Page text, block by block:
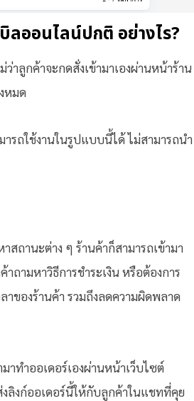
ลออนไลน์ปกติ อย่างไร?
าลูกค้าจะกดสั่งเข้ามาเองผ่านหน้าร้าน
หมด
รถใช้งานในรูปแบบนี้ได้ ไม่สามารถนำ
สถานะต่าง ๆ ร้านค้าก็สามารถเข้ามา
ถามหาวิธีการชำระเงิน หรือต้องการ
าของร้านค้า รวมถึงลดความผิดพลาด
ทำออเดอร์เองผ่านหน้าเว็บไซต์
งลิงก์ออเดอร์นี้ให้กับลูกค้าในแชทที่คุย